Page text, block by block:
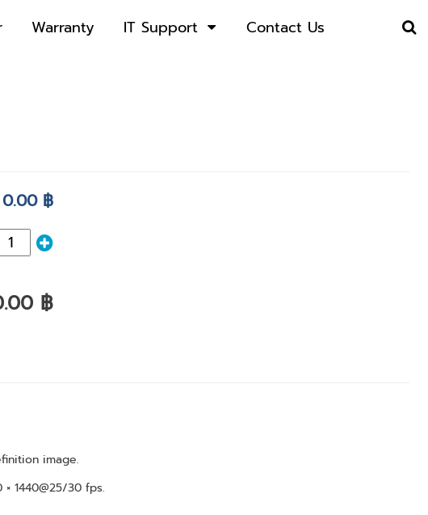
Warranty IT Support Contact Us
0.00 ฿
฿
image.
1440@25/30 fps.